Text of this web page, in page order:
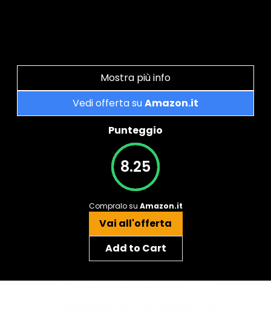
Mostra più info
Vedi offerta suAmazon.it
Punteggio
8.25
Compralo su Amazon.it
Vai all'offerta
Add to Cart